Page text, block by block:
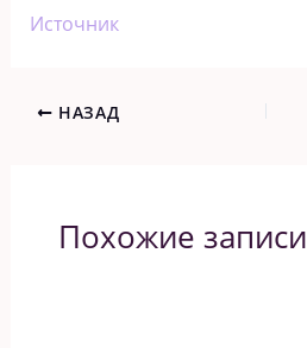
Источник
НАЗАД
Похожие записи